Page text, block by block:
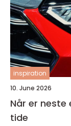
inspiration
10. June 2026
Når er neste
tide